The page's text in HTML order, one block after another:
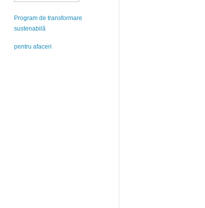
Program de transformare
sustenabilă
pentru afaceri